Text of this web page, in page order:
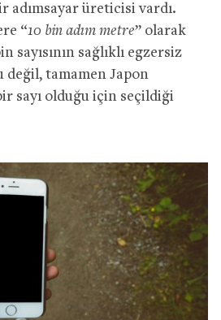
adımsayar üreticisi vardı.
“10 bin adım metre” olarak
sayısının sağlıklı egzersiz
değil, tamamen Japon
sayı olduğu için seçildiği